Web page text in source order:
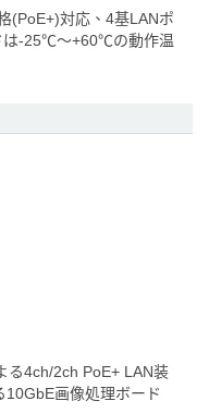
(PoE+)対応、4基LANポ
は-25℃～+60℃の動作温
る4ch/2ch PoE+ LAN装
画像処理ボード